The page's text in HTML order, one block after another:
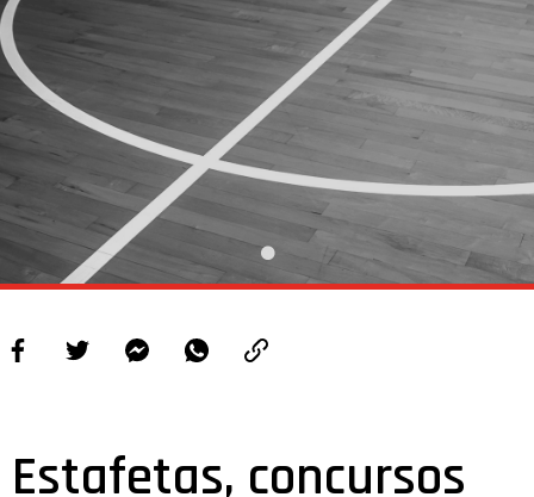
Estafetas, concursos